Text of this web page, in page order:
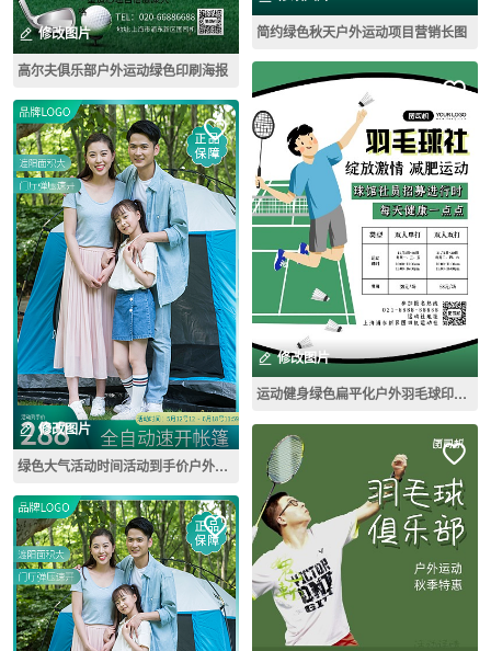
修改图片
高尔夫俱乐部户外运动绿色印刷海报
修改图片
绿色大气活动时间活动到手价户外运动帐篷主图直通车
简约绿色秋天户外运动项目营销长图
修改图片
运动健身绿色扁平化户外羽毛球印刷海报